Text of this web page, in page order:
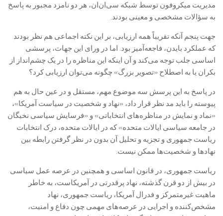
مدیریت میکروفون توسط شبکه سی‌ان‌ان، هر دو نامزد مجبور به پاسخ
به سؤالات مشخصی و معینی بودند.
جهت پنجم آنکه تقریباً همه ارزیابی، بر این نکته اجماعی هم نظر بودند
که عملکرد بایدن، فاجعه‌آمیز بود. اما در ورای این جهات، پرسشی
اساسی جلب توجه می‌کند و آن اینکه این مناظره را در یک چشم‌انداز از
بکران یا به اصطلاح «تصویر بزرگ» چگونه می‌توان ارزیابی کرد؟
در پاسخ به این پرسش سه موضوع مهم، مستقل و در عین حال به هم
پیوسته را باید مد نظر قرار داد، «نهاد و شخصیت در سیاست آمریکا»،
«نماد و نمایش در مناظره‌های انتخاباتی» و «فرسایش سیاسی نخبگان
در جامعه سیاسی ایالات متحده» که در ایالات متحده، درک انتخابات
ریاست جمهوری و تجزیه و تحلیل آن بدون در نظر گرفتن رابطه بین
نهادها و شخصیت‌ها ممکن نیست.
ریاست جمهوری، در قانون اساسی و همچنین در عرصه عمل سیاسی‌
در بیش از دو قرن گذشته، نهاد پرقدرتی در آمریکاست، به خاطر
ماهیت غیرمتمرکز و فدرال آمریکا، ریاست جمهوری، نهاد
مشخص‌کننده و اجرایی در عرصه‌های مهمی چون دفاع و امنیت،